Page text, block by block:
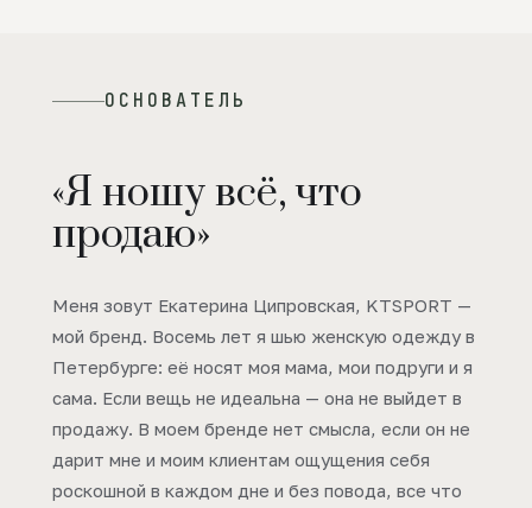
ОСНОВАТЕЛЬ
«Я ношу всё, что
продаю»
Меня зовут Екатерина Ципровская, KTSPORT —
мой бренд. Восемь лет я шью женскую одежду в
Петербурге: её носят моя мама, мои подруги и я
сама. Если вещь не идеальна — она не выйдет в
продажу. В моем бренде нет смысла, если он не
дарит мне и моим клиентам ощущения себя
роскошной в каждом дне и без повода, все что